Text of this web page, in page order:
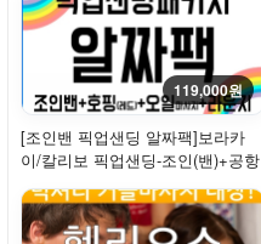
119,000원
[조인밴 픽업샌딩 알짜팩]보라카
이/칼리보 픽업샌딩-조인(밴)+공항
라운지+오일...